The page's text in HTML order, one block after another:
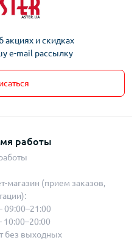
акциях и скидках
e-mail рассылку
работы
магазин (прием заказов,
без выходных